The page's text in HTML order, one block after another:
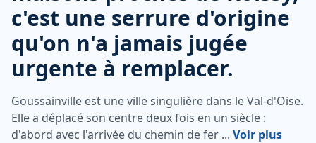
c'est une serrure d'origine
qu'on n'a jamais jugée
urgente à remplacer.
Goussainville est une ville singulière dans le Val-d'Oise.
Elle a déplacé son centre deux fois en un siècle :
d'abord avec l'arrivée du chemin de fer ... Voir plus